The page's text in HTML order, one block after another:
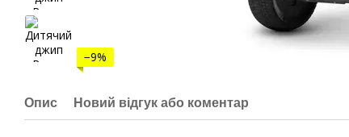
−9%
Опис Новий відгук або коментар